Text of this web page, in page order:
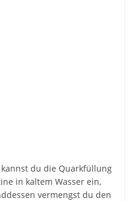
du die Quarkfüllung
in kaltem Wasser ein,
vermengst du den